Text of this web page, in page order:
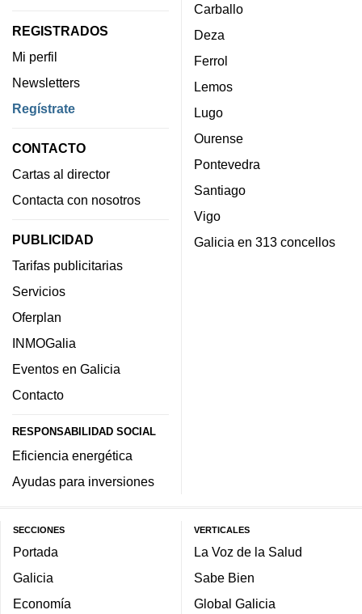
REGISTRADOS
Mi perfil
Newsletters
Regístrate
CONTACTO
Cartas al director
Contacta con nosotros
PUBLICIDAD
Tarifas publicitarias
Servicios
Oferplan
INMOGalia
Eventos en Galicia
Contacto
RESPONSABILIDAD SOCIAL
Eficiencia energética
Ayudas para inversiones
Carballo
Deza
Ferrol
Lemos
Lugo
Ourense
Pontevedra
Santiago
Vigo
Galicia en 313 concellos
SECCIONES
Portada
Galicia
Economía
VERTICALES
La Voz de la Salud
Sabe Bien
Global Galicia